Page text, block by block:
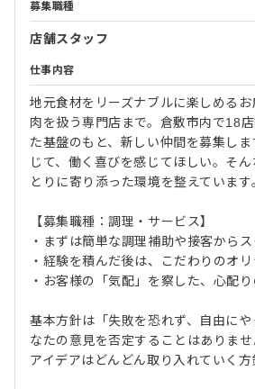
募集職種
店舗スタッフ
仕事内容
地元食材をリーズナブルに楽しめる
肉を扱う専門店まで。倉敷市内で18
た基盤のもと、新しい仲間を募集し
じて、働く喜びを感じてほしい。そ
とりに寄り添った環境を整えています
【募集職種：調理・サービス】
・まずは簡単な調理補助や接客からス
・経験を積んだ後は、こだわりのオ
・お客様の「気配」を察した、心配
基本方針は「失敗を恐れず、自由に
なたの意見を否定することはありま
アイデアはどんどん取り入れていく方